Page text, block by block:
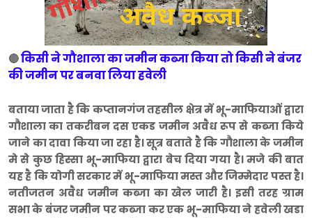
🔴किसी ने गौशाला का जमीन कब्जा किया तो किसी ने बंजर
की जमीन पर बनवा लिया हवेली
बताया जाता है कि कप्तानगंज तहसील क्षेत्र में भू-माफियाओं द्वारा
गौशाला का तकरीबन दस एकड जमीन अवैध रूप से कब्जा किये
जाने का दावा किया जा रहा है। सूत्र बताते है कि गौशाला के जमीन
मे से कुछ हिस्सा भू-माफिया द्वारा बेच दिया गया है। मजे की बात
यह है कि योगी सरकार में भू-माफिया मस्त और जिम्मेदार पस्त है।
नतीजतन अवैध जमीन कब्जा का खेल जारी है। इसी तरह ग्राम
सभा के बंजर जमीन पर कब्जा कर एक भू-माफिया ने हवेली खडा